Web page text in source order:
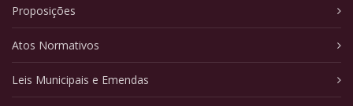
Proposições
Atos Normativos
Leis Municipais e Emendas